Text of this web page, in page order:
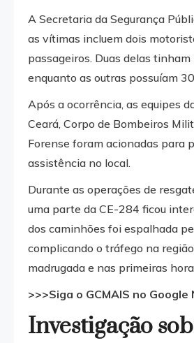
A Secretaria da Segurança
as vítimas incluem dois
passageiros. Duas delas tinham
enquanto as outras possuíam
Após a ocorrência, as equipes
Ceará, Corpo de Bombeiros
Forense foram acionadas para
assistência no local.
Durante as operações de
uma parte da CE-284 ficou
dos caminhões foi espalhada
complicando o tráfego na
madrugada e nas primeiras
>>>Siga o GCMAIS no Google
Investigação